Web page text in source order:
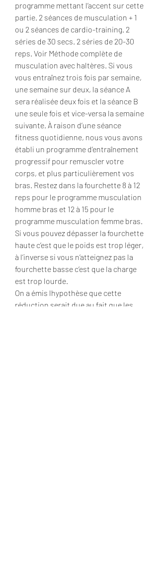
programme mettant l’accent sur cette
partie. 2 séances de musculation + 1
ou 2 séances de cardio-training. 2
séries de 30 secs. 2 séries de 20-30
reps. Voir Méthode complète de
musculation avec haltères. Si vous
vous entraînez trois fois par semaine,
une semaine sur deux, la séance A
sera réalisée deux fois et la séance B
une seule fois et vice-versa la semaine
suivante. À raison d’une séance
fitness quotidienne, nous vous avons
établi un programme d’entraînement
progressif pour remuscler votre
corps, et plus particulièrement vos
bras. Restez dans la fourchette 8 à 12
reps pour le programme musculation
homme bras et 12 à 15 pour le
programme musculation femme bras.
Si vous pouvez dépasser la fourchette
haute c’est que le poids est trop léger,
à l’inverse si vous n’atteignez pas la
fourchette basse c’est que la charge
est trop lourde.
On a émis lhypothèse que cette
réduction serait due au fait que les